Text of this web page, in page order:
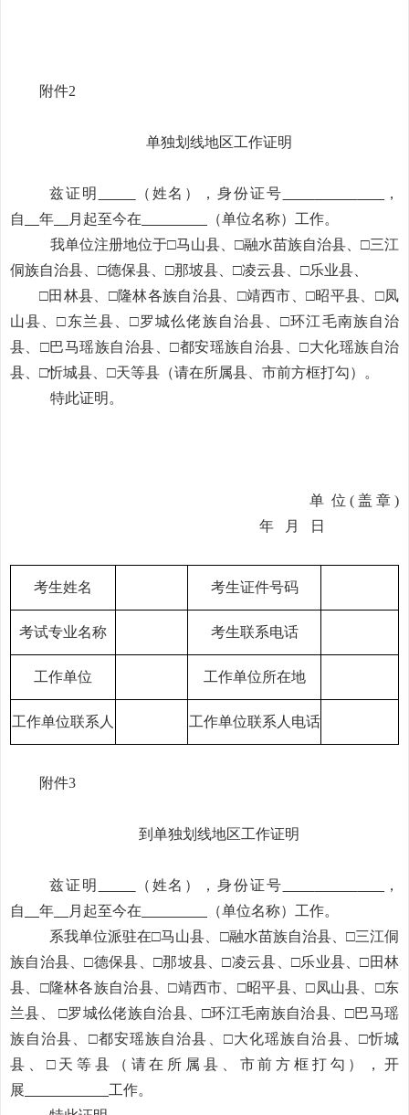
附件2
单独划线地区工作证明
兹证明 （ 姓名 ），身份证号
，
自
年 月 起至今在 （单位名称） 工作。
我单位注册地位于□马山县、 □融水苗族自治县、 □三江
侗族自治县、 □德保县、 □那坡县、 □凌云县、 □乐业县、
□田林县、 □隆林各族自治县、 □靖西市、□昭平县、 □凤
山县、□东兰县、 □罗城仫佬族自治县、□环江毛南族自治
县、 □巴马瑶族自治县、□都安瑶族自治县、□大化瑶族自治
县、 □忻城县、 □天等县 （请在所属县、市前方框打勾）
。
特此证明。
单 位 ( 盖 章 )
年
月 日
考生姓名 考生证件号码
考试专业名称 考生联系电话
工作单位 工作单位所在地
工作单位联系人 工作单位联系人电话
附件3
到单独划线地区工作证明
兹证明 （ 姓名 ），身份证号
，
自
年 月 起至今在 （单位名称） 工作。
系我单位派驻在□马山县、□融水苗族自治县、□三江侗
族自治县、□德保县、□那坡县、□凌云县、□乐业县、□田林
县、□隆林各族自治县、□靖西市、□昭平县、□凤山县、□东
兰县、□罗城仫佬族自治县、□环江毛南族自治县、□巴马瑶
族自治县、□都安瑶族自治县、□大化瑶族自治县、□忻城
县、□天等县
（ 请在所属县、市前方框打勾 ），开
展
工作。